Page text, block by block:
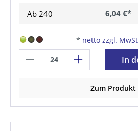
Ab 240 6,04 €*
* netto zzgl.
In
Zum Produkt